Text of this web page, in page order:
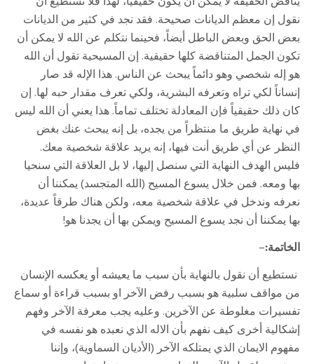
نقول إن معظم الديانات صحيحة. فقد نجد في كثير من الديانات
بعض الحق وبعض الباطل أيضاً، فحينما نتكلم عن الله لا يمكن أن
تكون الجمل المتناقضة كلها حقيقية. إن المسيحية تقول أن الله
هو إله شخصي وهو دائماً يبحث عن الناس. هذا الإله قد صار
إنساناً لكي تراه وتعرفه البشرية، ولكي تعرف مقدار حبه لها. إن
كان ذلك حقيقياً فإن المعادلة تختلف تماماً. هذا يعني أن الله ليس
في نهاية طريق ما منتظراً من يجده، بل إنه يبحث عنك بغض
النظر عن أي طريق أنت فيها، إنه يريد علاقة شخصية معك.
فليس الهدف النهاية التي سنصل إليها، لا بل العلاقة التي سنحيا
بها ومعه. فمن خلال يسوع المسيح (الله المتجسد) يمكننا أن
نعرفه وندخل في علاقة شخصية معه، ولكن هناك طرقاً عديدة،
بها يمكننا أن نجد يسوع المسيح ويمكن بها أن يجدنا هو!
الخاتمة:–
نستطيع أن نقول بالنهاية بأن سبب ما يعيشه أو يعكسه الإنسان
من مواقف سلبية هو بسبب رفض الآخر او بسبب قراءة أو سماع
تفسيرات مغلوطة عن الآخرين. وعليه يجب معرفة الآخر وفهم
إشكالية أخرى كيف نفهم بأن الاله الذي نعبده هو نفسه في
مفهوم الايمان الذي يمتلكه الآخر (الأديان السماوية)، وإننا